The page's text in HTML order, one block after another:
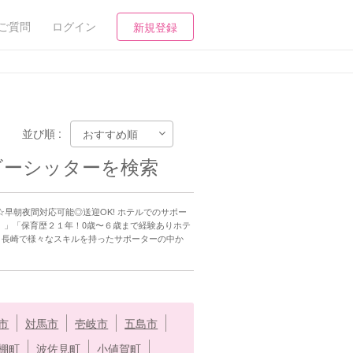
質問 ログイン 新規登録
並び順 :
シッターを検索
朝夜間対応可能◎送迎OK! ホテルでのサポー
「保育歴２１年！0歳〜６歳まで経験ありホテ
崎で様々なスキルを持ったサポーターの中か
対馬市 壱岐市
五島市
町
波佐見町 小値賀町